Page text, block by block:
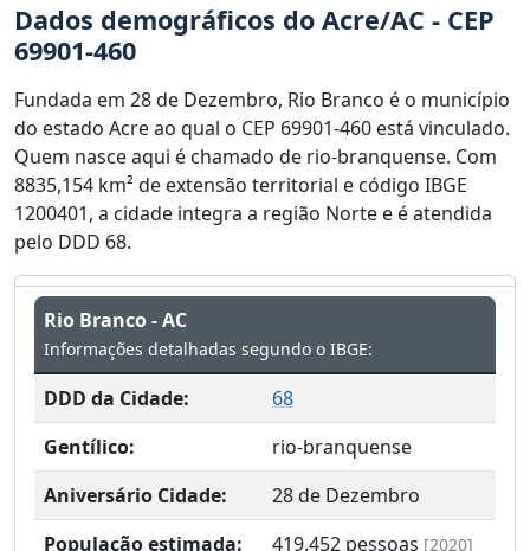
Dados demográficos do Acre/AC - CEP
69901-460
Fundada em 28 de Dezembro, Rio Branco é o município
do estado Acre ao qual o CEP 69901-460 está vinculado.
Quem nasce aqui é chamado de rio-branquense. Com
8835,154 km² de extensão territorial e código IBGE
1200401, a cidade integra a região Norte e é atendida
pelo DDD 68.
Rio Branco - AC
Informações detalhadas segundo o IBGE:
DDD da Cidade:
68
Gentílico:
rio-branquense
Aniversário Cidade:
28 de Dezembro
População estimada:
419.452 pessoas [2020]